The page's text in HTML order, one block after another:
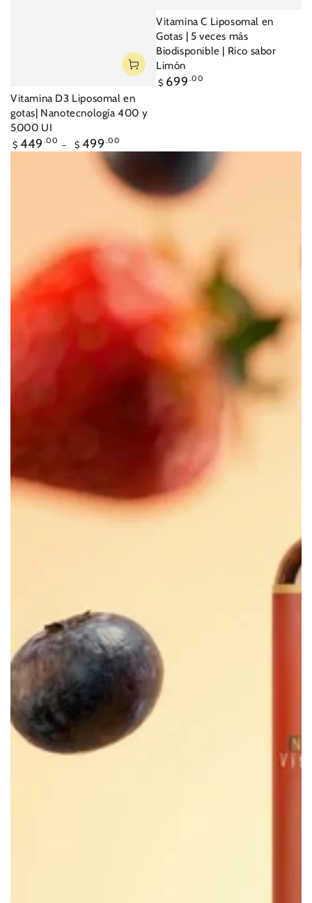
Vitamina D3 Liposomal en
gotas| Nanotecnología 400 y
5000 UI
Precio
regular
$ 449 .00 $ 499 .00
Vitamina C Liposomal en
Gotas | 5 veces más
Biodisponible | Rico sabor
Limón
Precio
$ 699 .00